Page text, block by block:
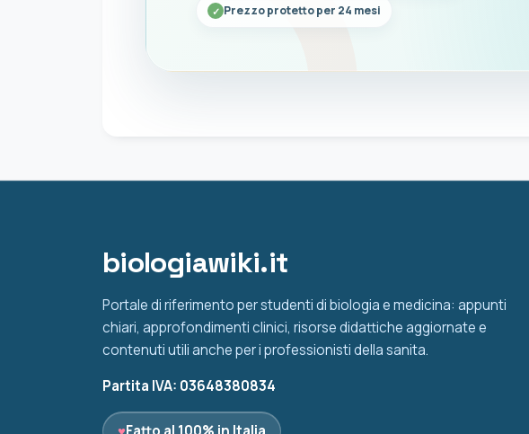
Prezzo protetto per 24 mesi
biologiawiki.it
Portale di riferimento per studenti di biologia e medicina: appunti
chiari, approfondimenti clinici, risorse didattiche aggiornate e
contenuti utili anche per i professionisti della sanita.
Partita IVA: 03648380834